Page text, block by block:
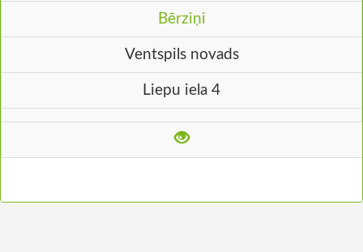
Bērziņi
Ventspils novads
Liepu iela 4